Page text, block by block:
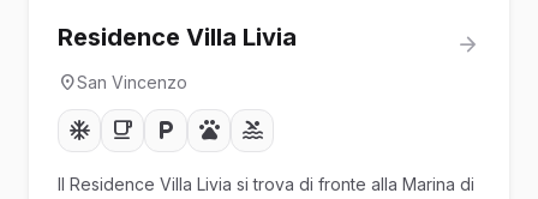
Residence Villa Livia
San Vincenzo
Il Residence Villa Livia si trova di fronte alla Marina di